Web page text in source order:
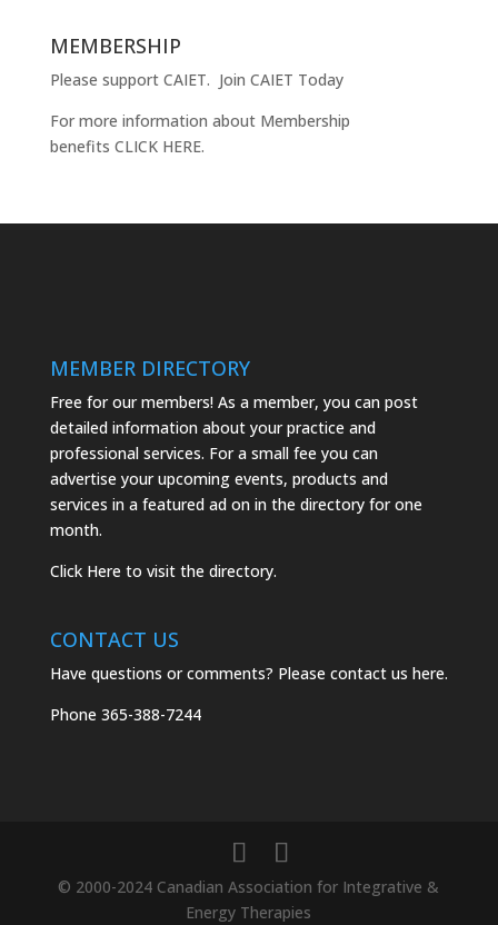
MEMBERSHIP
Please support CAIET. Join CAIET Today
For more information about Membership
benefits CLICK HERE.
MEMBER DIRECTORY
Free for our members! As a member, you can post
detailed information about your practice and
professional services. For a small fee you can
advertise your upcoming events, products and
services in a featured ad on in the directory for one
month.
Click Here to visit the directory.
CONTACT US
Have questions or comments? Please contact us here.
Phone 365-388-7244
© 2000-2024 Canadian Association for Integrative &
Energy Therapies